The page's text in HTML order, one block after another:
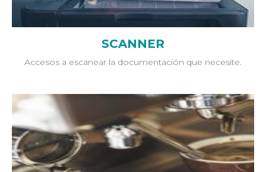
SCANNER
Accesos a escanear la documentación que necesite.